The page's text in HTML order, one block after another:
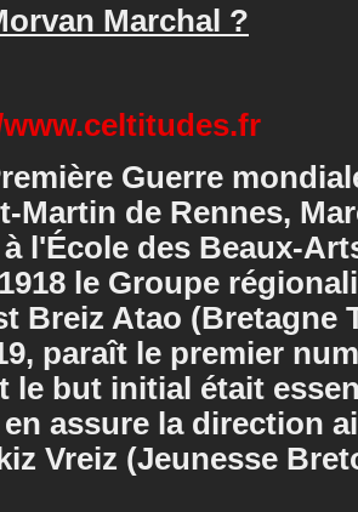
Marchal ?
Guerre
Martin de Rennes,
l'École des Beaux-
le Groupe
Breiz Atao (Bretagne
paraît le premier
le but initial était
assure la direction
Vreiz (Jeunesse